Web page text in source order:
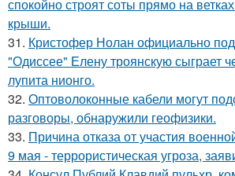
спокойно строят соты прямо на
крыши.
31. Кристофер Нолан официально
"Одиссее" Елену троянскую сыграет
лупита нионго.
32. Оптоволоконные кабели могут
разговоры, обнаружили геофизики.
33. Причина отказа от участия
9 мая - террористическая угроза,